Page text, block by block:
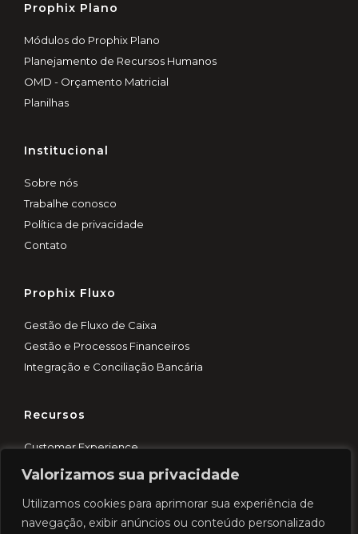
Valorizamos sua privacidade
Utilizamos cookies para aprimorar sua experiência de
navegação, exibir anúncios ou conteúdo personalizado
Prophix Plano
Módulos do Prophix Plano
Planejamento de Recursos Humanos
OMD - Orçamento Matricial
Planilhas
Institucional
Sobre nós
Trabalhe conosco
Política de privacidade
Contato
Prophix Fluxo
Gestão de Fluxo de Caixa
Gestão e Processos Financeiros
Integração e Conciliação Bancária
Recursos
Customer Experience
Blog
Cases